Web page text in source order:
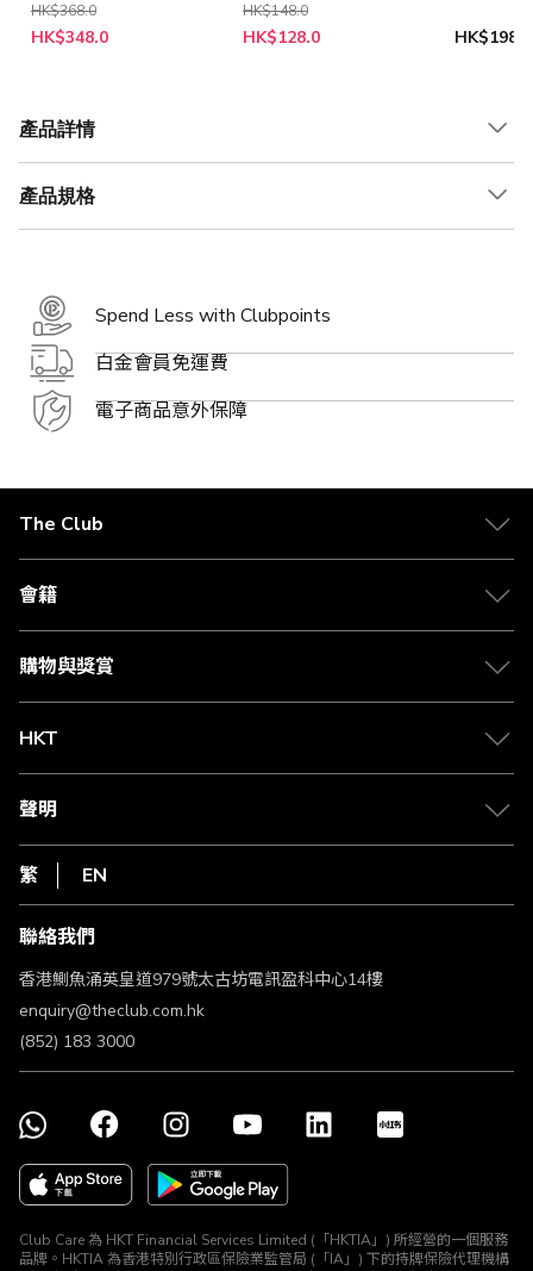
HK$368.0
特
HK$348.0
HK$148.0
特
HK$128.0 HK$198.0
產品詳情
產品規格
Spend Less with Clubpoints
白金會員免運費
電子商品意外保障
The Club
關於 The Club
合作夥伴
媒體中心
會籍
會籍及專屬禮遇
賺取積分
購物與獎賞
物流與配送
Club Shopping 商品領取站
常見問題
HKT
csl.
1010
HKT
聲明
私隱聲明
使用條款
條款及細則
不歧視及不騷擾聲明
認可牌照及通告
繁 EN
聯絡我們
香港鰂魚涌英皇道979號太古坊電訊盈科中心14樓
enquiry@theclub.com.hk
(852) 183 3000
Club Care 為 HKT Financial Services Limited (「HKTIA」) 所經營的一個服務
品牌。HKTIA 為香港特別行政區保險業監管局 (「IA」) 下的持牌保險代理機構